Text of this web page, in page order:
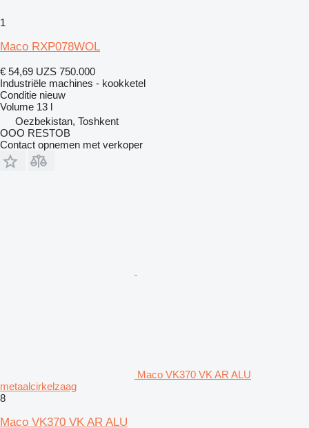
1
Maco RXP078WOL
€ 54,69 UZS 750.000
Industriële machines - kookketel
Conditie nieuw
Volume 13 l
Oezbekistan, Toshkent
OOO RESTOB
Contact opnemen met verkoper
Maco VK370 VK AR ALU
metaalcirkelzaag
8
Maco VK370 VK AR ALU